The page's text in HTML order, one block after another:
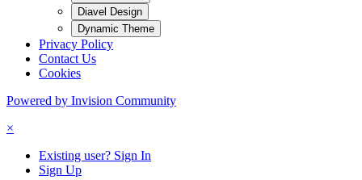
Diavel Design
Dynamic Theme
Privacy Policy
Contact Us
Cookies
Powered by Invision Community
×
Existing user? Sign In
Sign Up